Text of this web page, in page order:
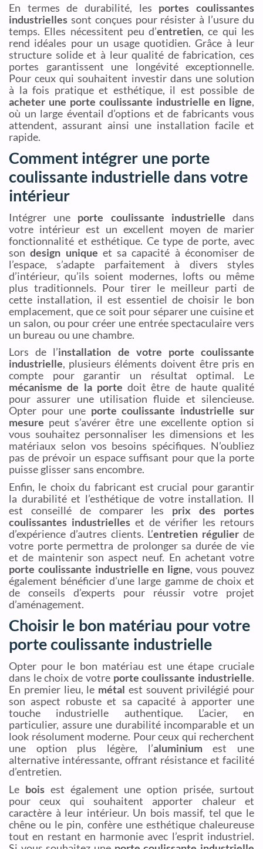
En termes de durabilité, les portes coulissantes
industrielles sont conçues pour résister à l’usure du
temps. Elles nécessitent peu d’entretien, ce qui les
rend idéales pour un usage quotidien. Grâce à leur
structure solide et à leur qualité de fabrication, ces
portes garantissent une longévité exceptionnelle.
Pour ceux qui souhaitent investir dans une solution
à la fois pratique et esthétique, il est possible de
acheter une porte coulissante industrielle en ligne,
où un large éventail d’options et de fabricants vous
attendent, assurant ainsi une installation facile et
rapide.
Comment intégrer une porte
coulissante industrielle dans votre
intérieur
Intégrer une porte coulissante industrielle dans
votre intérieur est un excellent moyen de marier
fonctionnalité et esthétique. Ce type de porte, avec
sondesign unique et sa capacité à économiser de
l’espace, s’adapte parfaitement à divers styles
d’intérieur, qu’ils soient modernes, lofts ou même
plus traditionnels. Pour tirer le meilleur parti de
cette installation, il est essentiel de choisir le bon
emplacement, que ce soit pour séparer une cuisine et
un salon, ou pour créer une entrée spectaculaire vers
un bureau ou une chambre.
Lors de l’installation de votre porte coulissante
industrielle, plusieurs éléments doivent être pris en
compte pour garantir un résultat optimal. Le
mécanisme de la porte doit être de haute qualité
pour assurer une utilisation fluide et silencieuse.
Opter pour une porte coulissante industrielle sur
mesure peut s’avérer être une excellente option si
vous souhaitez personnaliser les dimensions et les
matériaux selon vos besoins spécifiques. N’oubliez
pas de prévoir un espace suffisant pour que la porte
puisse glisser sans encombre.
Enfin, le choix du fabricant est crucial pour garantir
la durabilité et l’esthétique de votre installation. Il
est conseillé de comparer les prix des portes
coulissantes industrielles et de vérifier les retours
d’expérience d’autres clients. L’entretien régulier de
votre porte permettra de prolonger sa durée de vie
et de maintenir son aspect neuf. En achetant votre
porte coulissante industrielle en ligne, vous pouvez
également bénéficier d’une large gamme de choix et
de conseils d’experts pour réussir votre projet
d’aménagement.
Choisir le bon matériau pour votre
porte coulissante industrielle
Opter pour le bon matériau est une étape cruciale
dans le choix de votre porte coulissante industrielle.
En premier lieu, le métal est souvent privilégié pour
son aspect robuste et sa capacité à apporter une
touche industrielle authentique. L’acier, en
particulier, assure une durabilité incomparable et un
look résolument moderne. Pour ceux qui recherchent
une option plus légère, l’aluminiumest une
alternative intéressante, offrant résistance et facilité
d’entretien.
Le boisest également une option prisée, surtout
pour ceux qui souhaitent apporter chaleur et
caractère à leur intérieur. Un bois massif, tel que le
chêne ou le pin, confère une esthétique chaleureuse
tout en restant en harmonie avec l’esprit industriel.